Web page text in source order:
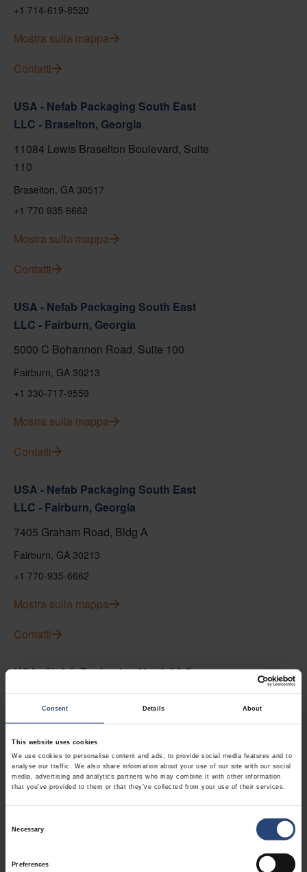
Consent Details About
This website uses cookies
We use cookies to personalise content and ads, to provide social media features and to
analyse our traffic. We also share information about your use of our site with our social
media, advertising and analytics partners who may combine it with other information
that you’ve provided to them or that they’ve collected from your use of their services.
Necessary
Preferences
+1 714-619-8520
Mostra sulla mappa
Contatti
USA - Nefab Packaging South East
LLC - Braselton, Georgia
11084 Lewis Braselton Boulevard, Suite
110
Braselton, GA 30517
+1 770 935 6662
Mostra sulla mappa
Contatti
USA - Nefab Packaging South East
LLC - Fairburn, Georgia
5000 C Bohannon Road, Suite 100
Fairburn, GA 30213
+1 330-717-9559
Mostra sulla mappa
Contatti
USA - Nefab Packaging South East
LLC - Fairburn, Georgia
7405 Graham Road, Bldg A
Fairburn, GA 30213
+1 770-935-6662
Mostra sulla mappa
Contatti
USA - Nefab Packaging North LLC -
Illinois
1539 Hunter Rd
Hanover Park, IL 60133
+1 630-451-5345 x50103
Mostra sulla mappa